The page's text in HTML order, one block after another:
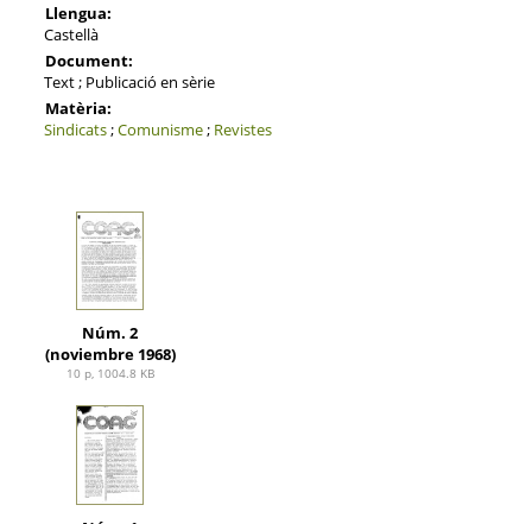
Llengua:
Castellà
Document:
Text ; Publicació en sèrie
Matèria:
Sindicats;Comunisme; Revistes
Núm. 2
(noviembre 1968)
10 p, 1004.8 KB